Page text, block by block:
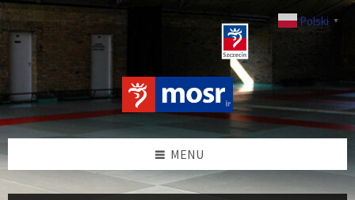
Przejdź
do
treści
Przeskocz
do
lewego
paska
bocznego
Przeskocz
do
prawego
paska
bocznego
Przeskocz
do
stopki
MENU
Polski ▼